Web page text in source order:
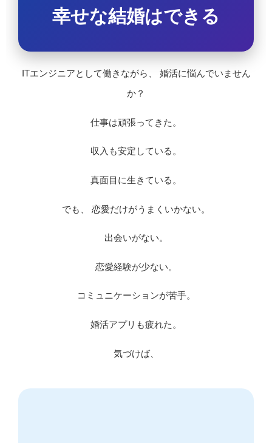
幸せな結婚はできる
ITエンジニアとして働きながら、 婚活に悩んでいません
か？
仕事は頑張ってきた。
収入も安定している。
真面目に生きている。
でも、 恋愛だけがうまくいかない。
出会いがない。
恋愛経験が少ない。
コミュニケーションが苦手。
婚活アプリも疲れた。
気づけば、